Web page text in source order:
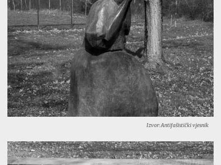
Izvor: Antifašistički vjesnik